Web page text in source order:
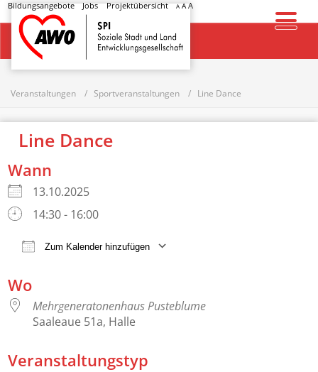
Bildungsangebote Jobs Projektübersicht A AA
Startseite
Veranstaltungen Sportveranstaltungen Line Dance
Line Dance
Wann
13.10.2025
14:30 - 16:00
Zum Kalender hinzufügen
Wo
Mehrgeneratonenhaus Pusteblume
Saaleaue 51a, Halle
Veranstaltungstyp